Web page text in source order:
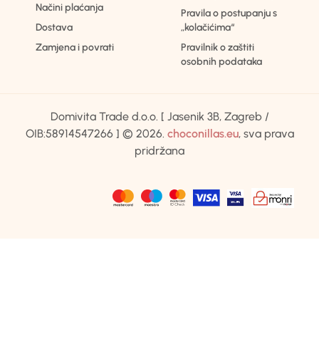
Načini plaćanja
Dostava
Zamjena i povrati
Pravila o postupanju s
„kolačićima“
Pravilnik o zaštiti
osobnih podataka
Domivita Trade d.o.o. [ Jasenik 3B, Zagreb /
OIB:58914547266 ] © 2026. choconillas.eu, sva prava
pridržana